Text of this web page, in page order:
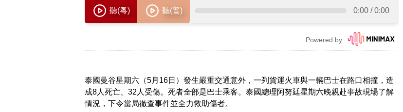
泰國曼谷星期六（5月16日）發生嚴重交通意外，一列貨運火車與一輛巴士在路口相撞，造
成8人死亡、32人受傷。死者全部是巴士乘客。泰國總理阿努廷星期六晚親赴事故現場了解
情況，下令當局徹查事件並全力救助傷者。